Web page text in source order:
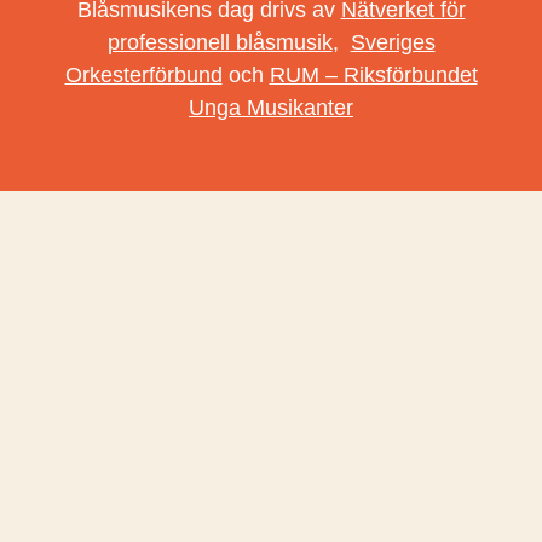
Blåsmusikens dag drivs av Nätverket för
professionell blåsmusik, Sveriges
Orkesterförbund och RUM – Riksförbundet
Unga Musikanter